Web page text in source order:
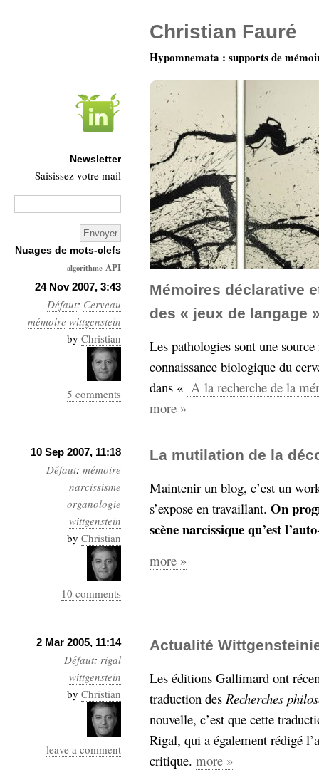
24 Nov 2007, 3:43
Défaut: Cerveau
mémoire wittgenstein
by Christian
5 comments
Mémoires déclarative
des « jeux de langage
Les pathologies sont une
connaissance biologique du
dans « A la recherche de la
more »
10 Sep 2007, 11:18
Défaut: mémoire
narcissisme
organologie
wittgenstein
by Christian
10 comments
La mutilation de la
Maintenir un blog, c’est un
s’expose en travaillant. On
scène narcissique qu’est
more »
2 Mar 2005, 11:14
Défaut: rigal
wittgenstein
by Christian
leave a comment
Actualité
Les éditions Gallimard ont
traduction des Recherches
nouvelle, c’est que cette
Rigal, qui a également rédigé
critique. more »
Christian Fauré
Hypomnemata : supports de
Newsletter
Saisissez votre mail
Nuages de mots-clefs
algorithme API
Architecture
Ars-
Industrialis
business_model
cinéma
Cloud
Dataware Derrida Digital
Elections-
Présidentielles
enregistrement
Entreprise-
2.0
hypomnematalecture
management_des_connaissances
milieu_associé Moteur-
de-recherche
ontologie
participation